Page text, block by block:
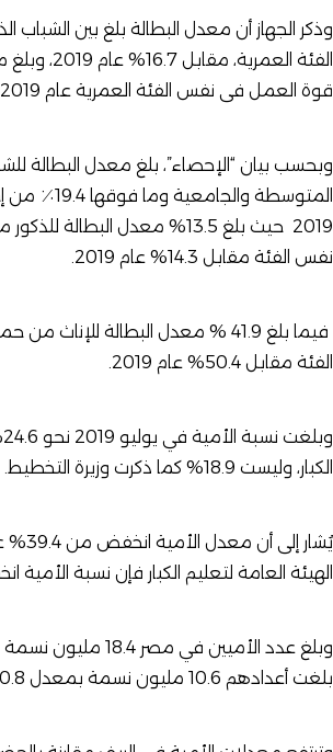
قوة العمل فى نفس الفئة العمرية عام 2019.
2019 حيث بلغ 13.5% معدل
نفس الفئة مقابل 14.3% عام 2019.
فيما بلغ 41.9 % معدل البطالة
الفئة مقابل 50.4% عام 2019.
وبلغت نسبة الأمية في يوليو 2019 نحو 24.6% وفقا لبيانات
الكبار، وليست 18.9% كما ذكرت وزيرة التخطيط.
الهيئة العامة لتعليم الكبار فإن نسبة الأمية انخفضت إلي 24.6%
بلغت أعدادهم 10.6 مليون نسمة بمعدل 30.8%، مقابل 7.8 مليون نسمة للذكور بمعدل 21.1%.